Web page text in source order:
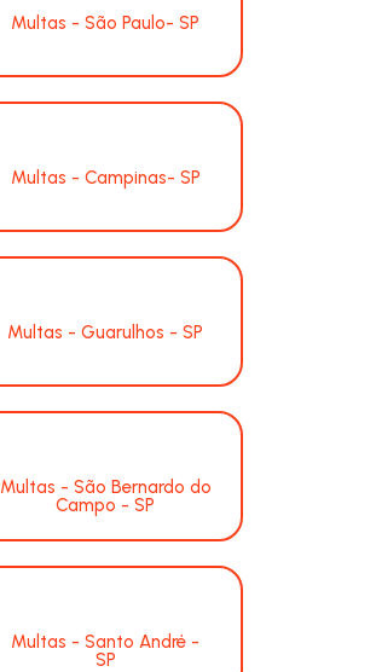
Multas - São Paulo- SP
Multas - Campinas- SP
Multas - Guarulhos - SP
Multas - São Bernardo do
Campo - SP
Multas - Santo André -
SP